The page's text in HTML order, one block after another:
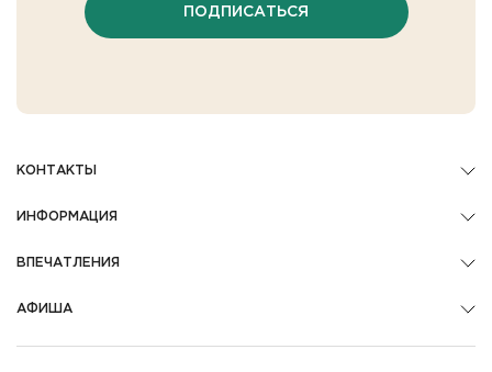
ПОДПИСАТЬСЯ
КОНТАКТЫ
ИНФОРМАЦИЯ
ВПЕЧАТЛЕНИЯ
АФИША